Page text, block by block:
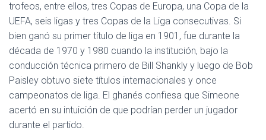
trofeos, entre ellos, tres Copas de Europa, una Copa de la
UEFA, seis ligas y tres Copas de la Liga consecutivas. Si
bien ganó su primer título de liga en 1901, fue durante la
década de 1970 y 1980 cuando la institución, bajo la
conducción técnica primero de Bill Shankly y luego de Bob
Paisley obtuvo siete títulos internacionales y once
campeonatos de liga. El ghanés confiesa que Simeone
acertó en su intuición de que podrían perder un jugador
durante el partido.